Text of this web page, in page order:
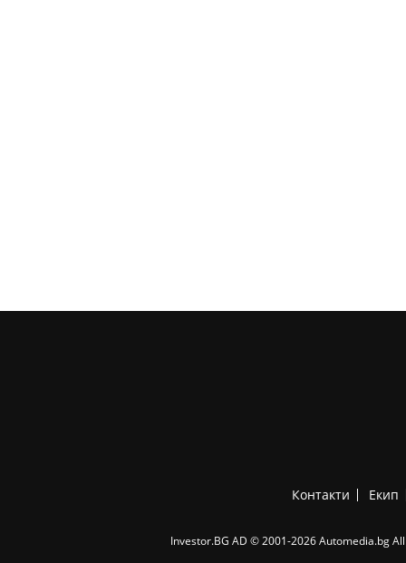
Контакти Екип
Investor.BG AD © 2001-2026 Automedia.bg